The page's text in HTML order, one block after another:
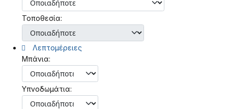
Τοποθεσία:
Λεπτομέρειες
Μπάνια:
Υπνοδωμάτια: